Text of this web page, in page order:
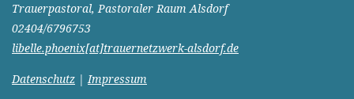
Trauerpastoral, Pastoraler Raum Alsdorf
02404/6796753
libelle.phoenix[at]trauernetzwerk-alsdorf.de
Datenschutz |Impressum